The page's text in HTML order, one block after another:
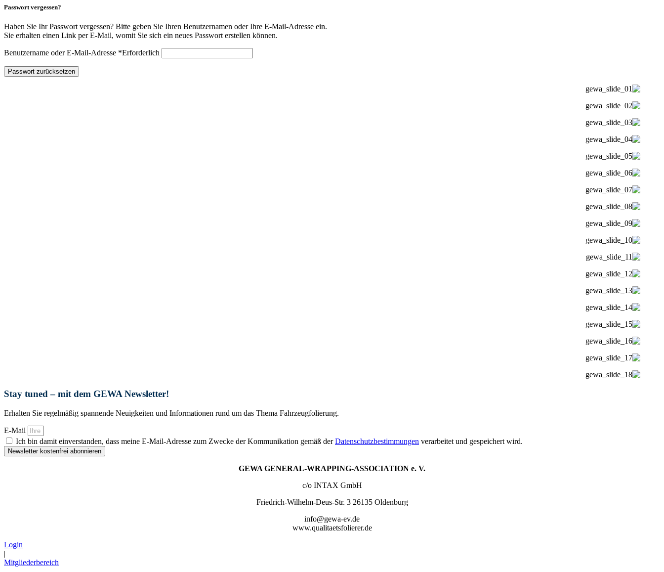
Passwort vergessen?
Haben Sie Ihr Passwort vergessen? Bitte geben Sie Ihren Benutzernamen oder Ihre E-Mail-Adresse ein.
Sie erhalten einen Link per E-Mail, womit Sie sich ein neues Passwort erstellen können.
Benutzername oder E-Mail-Adresse *Erforderlich
Passwort zurücksetzen
Stay tuned – mit dem GEWA Newsletter!
Erhalten Sie regelmäßig spannende Neuigkeiten und Informationen rund um das Thema Fahrzeugfolierung.
E-Mail
Ich bin damit einverstanden, dass meine E-Mail-Adresse zum Zwecke der Kommunikation gemäß derDatenschutzbestimmungen verarbeitet und gespeichert wird.
Newsletter kostenfrei abonnieren
GEWA GENERAL-WRAPPING-ASSOCIATION e. V.
c/o INTAX GmbH
Friedrich-Wilhelm-Deus-Str. 3 26135 Oldenburg
info@gewa-ev.de
www.qualitaetsfolierer.de
Login
|
Mitgliederbereich